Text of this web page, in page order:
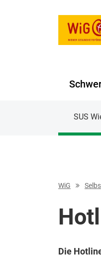
Navigation überspringen
SUS
WiG
Die